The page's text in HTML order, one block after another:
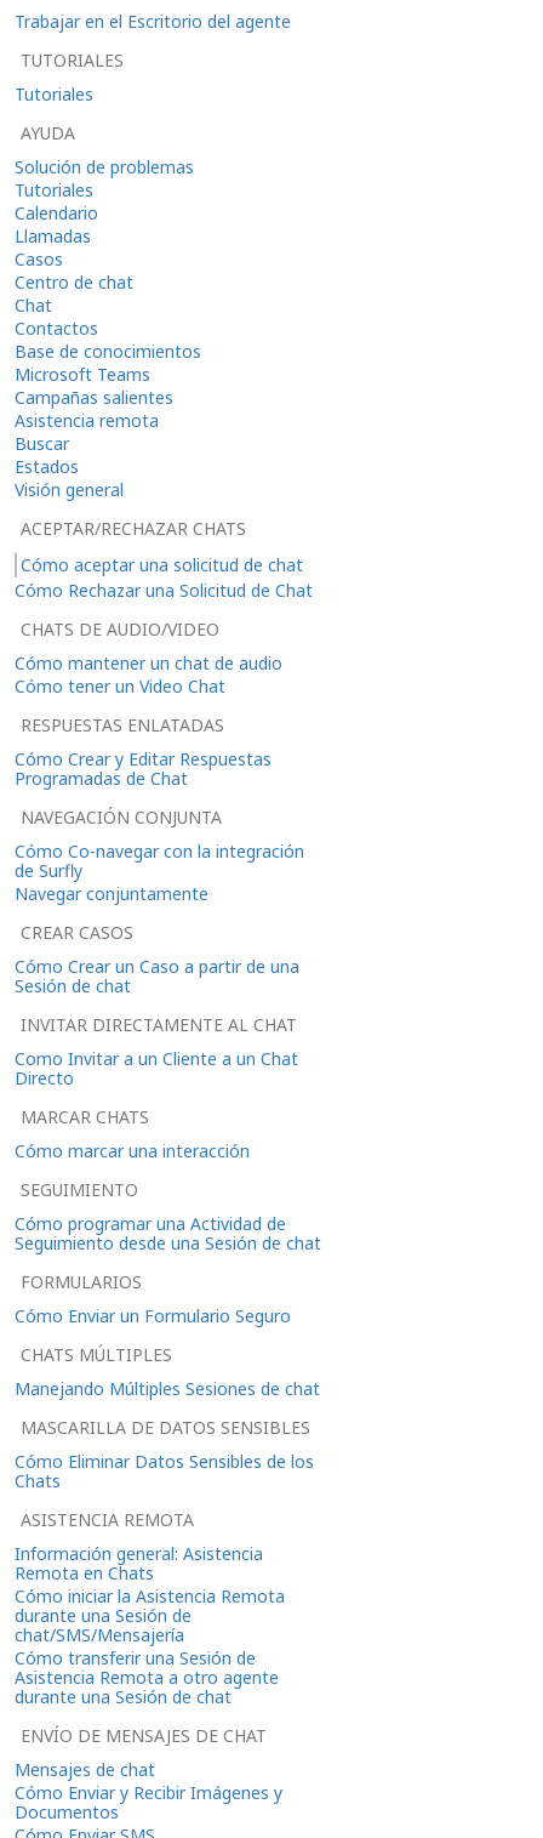
Trabajar en el Escritorio del agente
TUTORIALES
Tutoriales
AYUDA
Solución de problemas
Tutoriales
Calendario
Llamadas
Casos
Centro de chat
Chat
Contactos
Base de conocimientos
Microsoft Teams
Campañas salientes
Asistencia remota
Buscar
Estados
Visión general
ACEPTAR/RECHAZAR CHATS
Cómo aceptar una solicitud de chat
Cómo Rechazar una Solicitud de Chat
CHATS DE AUDIO/VIDEO
Cómo mantener un chat de audio
Cómo tener un Video Chat
RESPUESTAS ENLATADAS
Cómo Crear y Editar Respuestas
Programadas de Chat
NAVEGACIÓN CONJUNTA
Cómo Co-navegar con la integración
de Surfly
Navegar conjuntamente
CREAR CASOS
Cómo Crear un Caso a partir de una
Sesión de chat
INVITAR DIRECTAMENTE AL CHAT
Como Invitar a un Cliente a un Chat
Directo
MARCAR CHATS
Cómo marcar una interacción
SEGUIMIENTO
Cómo programar una Actividad de
Seguimiento desde una Sesión de chat
FORMULARIOS
Cómo Enviar un Formulario Seguro
CHATS MÚLTIPLES
Manejando Múltiples Sesiones de chat
MASCARILLA DE DATOS SENSIBLES
Cómo Eliminar Datos Sensibles de los
Chats
ASISTENCIA REMOTA
Información general: Asistencia
Remota en Chats
Cómo iniciar la Asistencia Remota
durante una Sesión de
chat/SMS/Mensajería
Cómo transferir una Sesión de
Asistencia Remota a otro agente
durante una Sesión de chat
ENVÍO DE MENSAJES DE CHAT
Mensajes de chat
Cómo Enviar y Recibir Imágenes y
Documentos